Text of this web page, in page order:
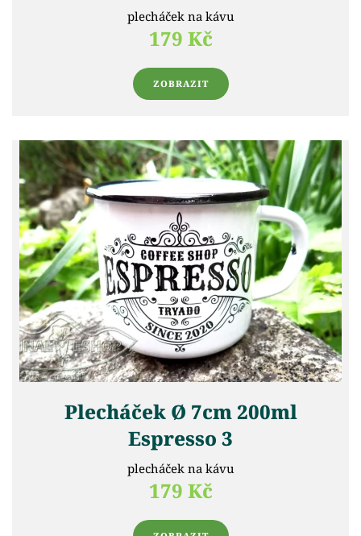
plecháček na kávu
179 Kč
ZOBRAZIT
Plecháček Ø 7cm 200ml
Espresso 3
plecháček na kávu
179 Kč